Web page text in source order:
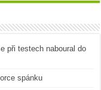
při testech naboural do
spánku